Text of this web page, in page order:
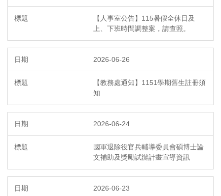
【人事室公告】115暑假全休日及
上、下班時間調整案，請查照。
2026-06-26
【教務處通知】1151學期舊生註冊須
知
2026-06-24
國軍退除役官兵輔導委員會碩博士論
文補助及獎勵試辦計畫宣導資訊
2026-06-23